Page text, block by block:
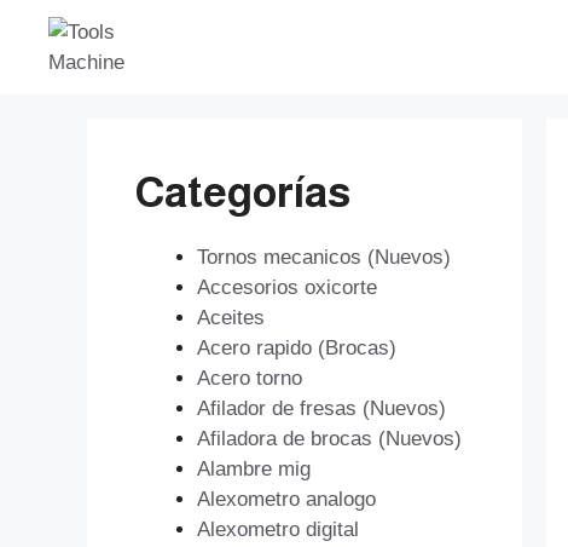
Saltar
contenido
Categorías
Tornos mecanicos (Nuevos)
Accesorios oxicorte
Aceites
Acero rapido (Brocas)
Acero torno
Afilador de fresas (Nuevos)
Afiladora de brocas (Nuevos)
Alambre mig
Alexometro analogo
Alexometro digital